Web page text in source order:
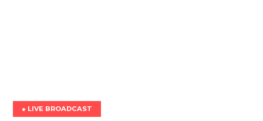
● LIVE BROADCAST